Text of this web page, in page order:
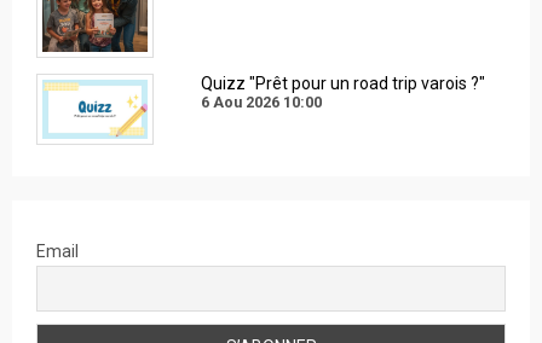
Quizz "Prêt pour un road trip varois ?"
6 Aou 2026 10:00
Email